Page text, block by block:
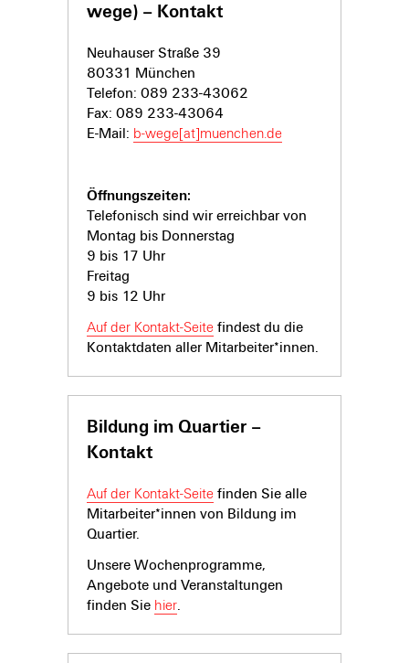
wege) – Kontakt
Neuhauser Straße 39
80331 München
Telefon: 089 233-43062
Fax: 089 233-43064
E-Mail: b-wege[at]muenchen.de
Öffnungszeiten:
Telefonisch sind wir erreichbar von
Montag bis Donnerstag
9 bis 17 Uhr
Freitag
9 bis 12 Uhr
Auf der Kontakt-Seite findest du die
Kontaktdaten aller Mitarbeiter*innen.
Bildung im Quartier –
Kontakt
Auf der Kontakt-Seite finden Sie alle
Mitarbeiter*innen von Bildung im
Quartier.
Unsere Wochenprogramme,
Angebote und Veranstaltungen
finden Sie hier.